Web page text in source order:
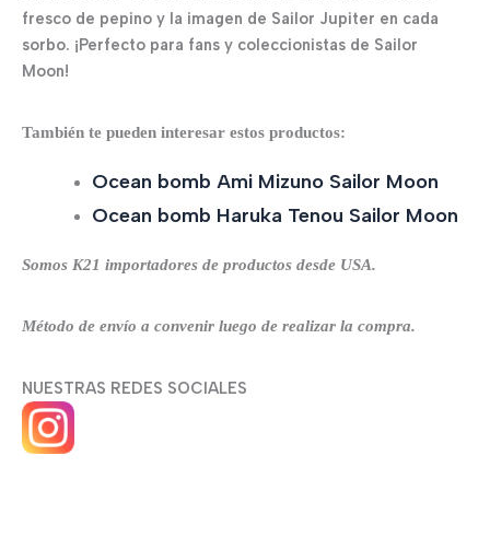
fresco de pepino y la imagen de Sailor Jupiter en cada
sorbo. ¡Perfecto para fans y coleccionistas de Sailor
Moon!
También te pueden interesar estos productos:
Ocean bomb Ami Mizuno Sailor Moon
Ocean bomb Haruka Tenou Sailor Moon
Somos K21 importadores de productos desde USA.
Método de envío a convenir luego de realizar la compra.
NUESTRAS REDES SOCIALES